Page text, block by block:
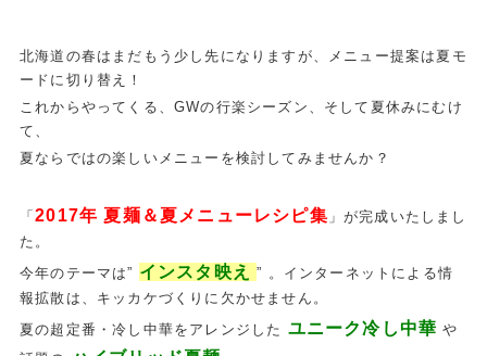
北海道の春はまだもう少し先になりますが、メニュー提案は夏モ
ードに切り替え！
これからやってくる、GWの行楽シーズン、そして夏休みにむけ
て、
夏ならではの楽しいメニューを検討してみませんか？
「2017年 夏麺＆夏メニューレシピ集 」が完成いたしまし
た。
今年のテーマは” インスタ映え” 。インターネットによる情
報拡散は、キッカケづくりに欠かせません。
夏の超定番・冷し中華をアレンジした ユニーク冷し中華 や